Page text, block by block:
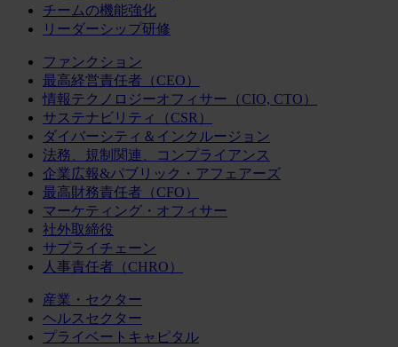
チームの機能強化
リーダーシップ研修
ファンクション
最高経営責任者（CEO）
情報テクノロジーオフィサー（CIO, CTO）
サステナビリティ（CSR）
ダイバーシティ＆インクルージョン
法務、規制関連、コンプライアンス
企業広報&パブリック・アフェアーズ
最高財務責任者（CFO）
マーケティング・オフィサー
社外取締役
サプライチェーン
人事責任者（CHRO）
産業・セクター
ヘルスセクター
プライベートキャピタル